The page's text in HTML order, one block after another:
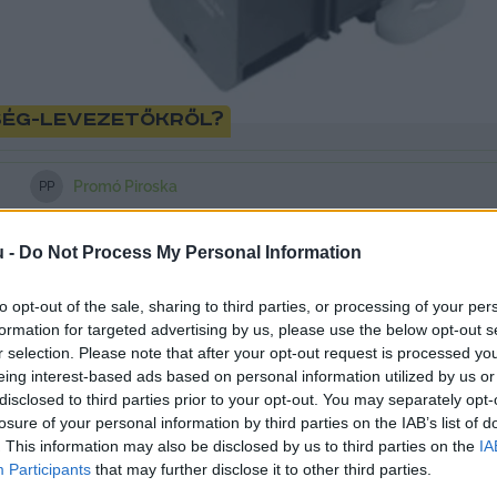
- Do Not Process My Personal Information
opt-out of the sale, sharing to third parties, or processing of your
for targeted advertising by us, please use the below opt-out
selection. Please note that after your opt-out request is processed
interest-based ads based on personal information utilized by us
to third parties prior to your opt-out. You may separately
of your personal information by third parties on the IAB’s list of
This information may also be disclosed by us to third parties on the
Participants that may further disclose it to other third parties.
levezetőkről?
PP Promó Piroska
sem fordulhat elő, hogy az otthonában
hogy biztonságban lehessünk, mindenképpen
biztonságban lehet, hiszen a